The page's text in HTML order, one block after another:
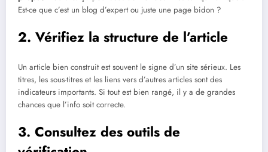
Est-ce que c’est un blog d’expert ou juste une page bidon ?
2. Vérifiez la structure de l’article
Un article bien construit est souvent le signe d’un site sérieux. Les
titres, les sous-titres et les liens vers d’autres articles sont des
indicateurs importants. Si tout est bien rangé, il y a de grandes
chances que l’info soit correcte.
3. Consultez des outils de